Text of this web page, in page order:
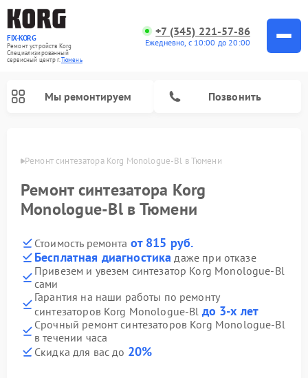
FIX-KORG
Ремонт устройств Korg
Специализированный
cервисный центр г.Тюмень
+7 (345) 221-57-86
Ежедневно, с 10:00 до 20:00
Мы ремонтируем Позвонить
Ремонт синтезатора Korg Monologue-Bl в Тюмени
Ремонт синтезатора Korg
Monologue-Bl в Тюмени
Стоимость ремонта от 815 руб.
Бесплатная диагностика даже при отказе
Привезем и увезем синтезатор Korg Monologue-Bl
сами
Гарантия на наши работы по ремонту
синтезаторов Korg Monologue-Bl до 3-х лет
Срочный ремонт синтезаторов Korg Monologue-Bl
в течении часа
Скидка для вас до 20%